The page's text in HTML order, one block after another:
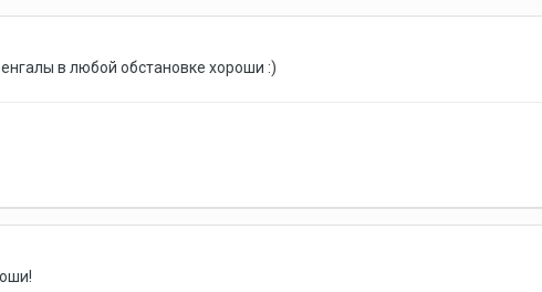
в любой обстановке хороши :)